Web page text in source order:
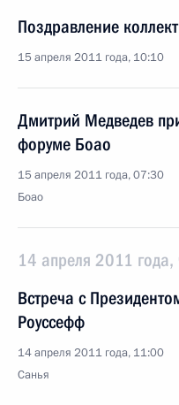
Поздравление
15 апреля 2011 года, 10:10
Дмитрий Медведев
форуме Боао
15 апреля 2011 года, 07:30
Боао
14 апреля 2011 года,
Встреча с
Роуссефф
14 апреля 2011 года, 11:00
Санья